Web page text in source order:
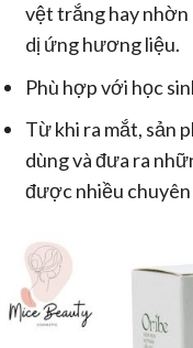
vệt trắng hay nhờn
dị ứng hương liệu.
Phù hợp với học
Từ khi ra mắt, sản
dùng và đưa ra
được nhiều